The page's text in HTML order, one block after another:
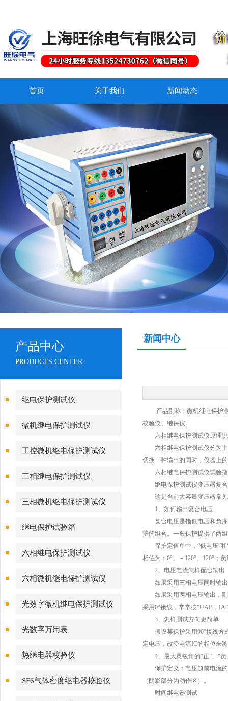
首页 关于我们 新闻动态
产品中心
PRODUCTS CENTER
继电保护测试仪
微机继电保护测试仪
工控微机继电保护测试仪
三相继电保护测试仪
三相微机继电保护测试仪
继电保护试验箱
六相继电保护测试仪
六相微机继电保护测试仪
光数字微机继电保护测试仪
光数字万用表
热继电器校验仪
SF6气体密度继电器校验仪
新闻中心
产品别称：微机继电保护测
校验仪、继保仪。
六相继电保护测试仪原理
六相继电保护测试仪分为主
切换一种输出的同时，仪器上
六相继电保护测试仪试验
继电保护测试仪变压器复合
这是当前大容量变压器常见
1、如何输出复合电压
复合电压是指低电压和负序
护的组合。一般保护提供了两
保护定值单中，“低电压”和“
相位为：0°、－120°、120°；
2、电压电流怎样配合输出
如果采用三相电压同时输出
如果采用两相电压输出，则
采用0°接线，常常按“UAB，
3、怎样测试方向更简单
假设某保护采用90°接线方式
定电压，改变电流IC的相位来
4、最大灵敏角的“正”、“负
保护定义：电压超前电流的
（阴影部分为动作区）。
时间继电器测试